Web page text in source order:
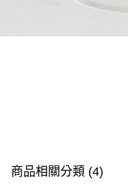
商品相關分類 (4)